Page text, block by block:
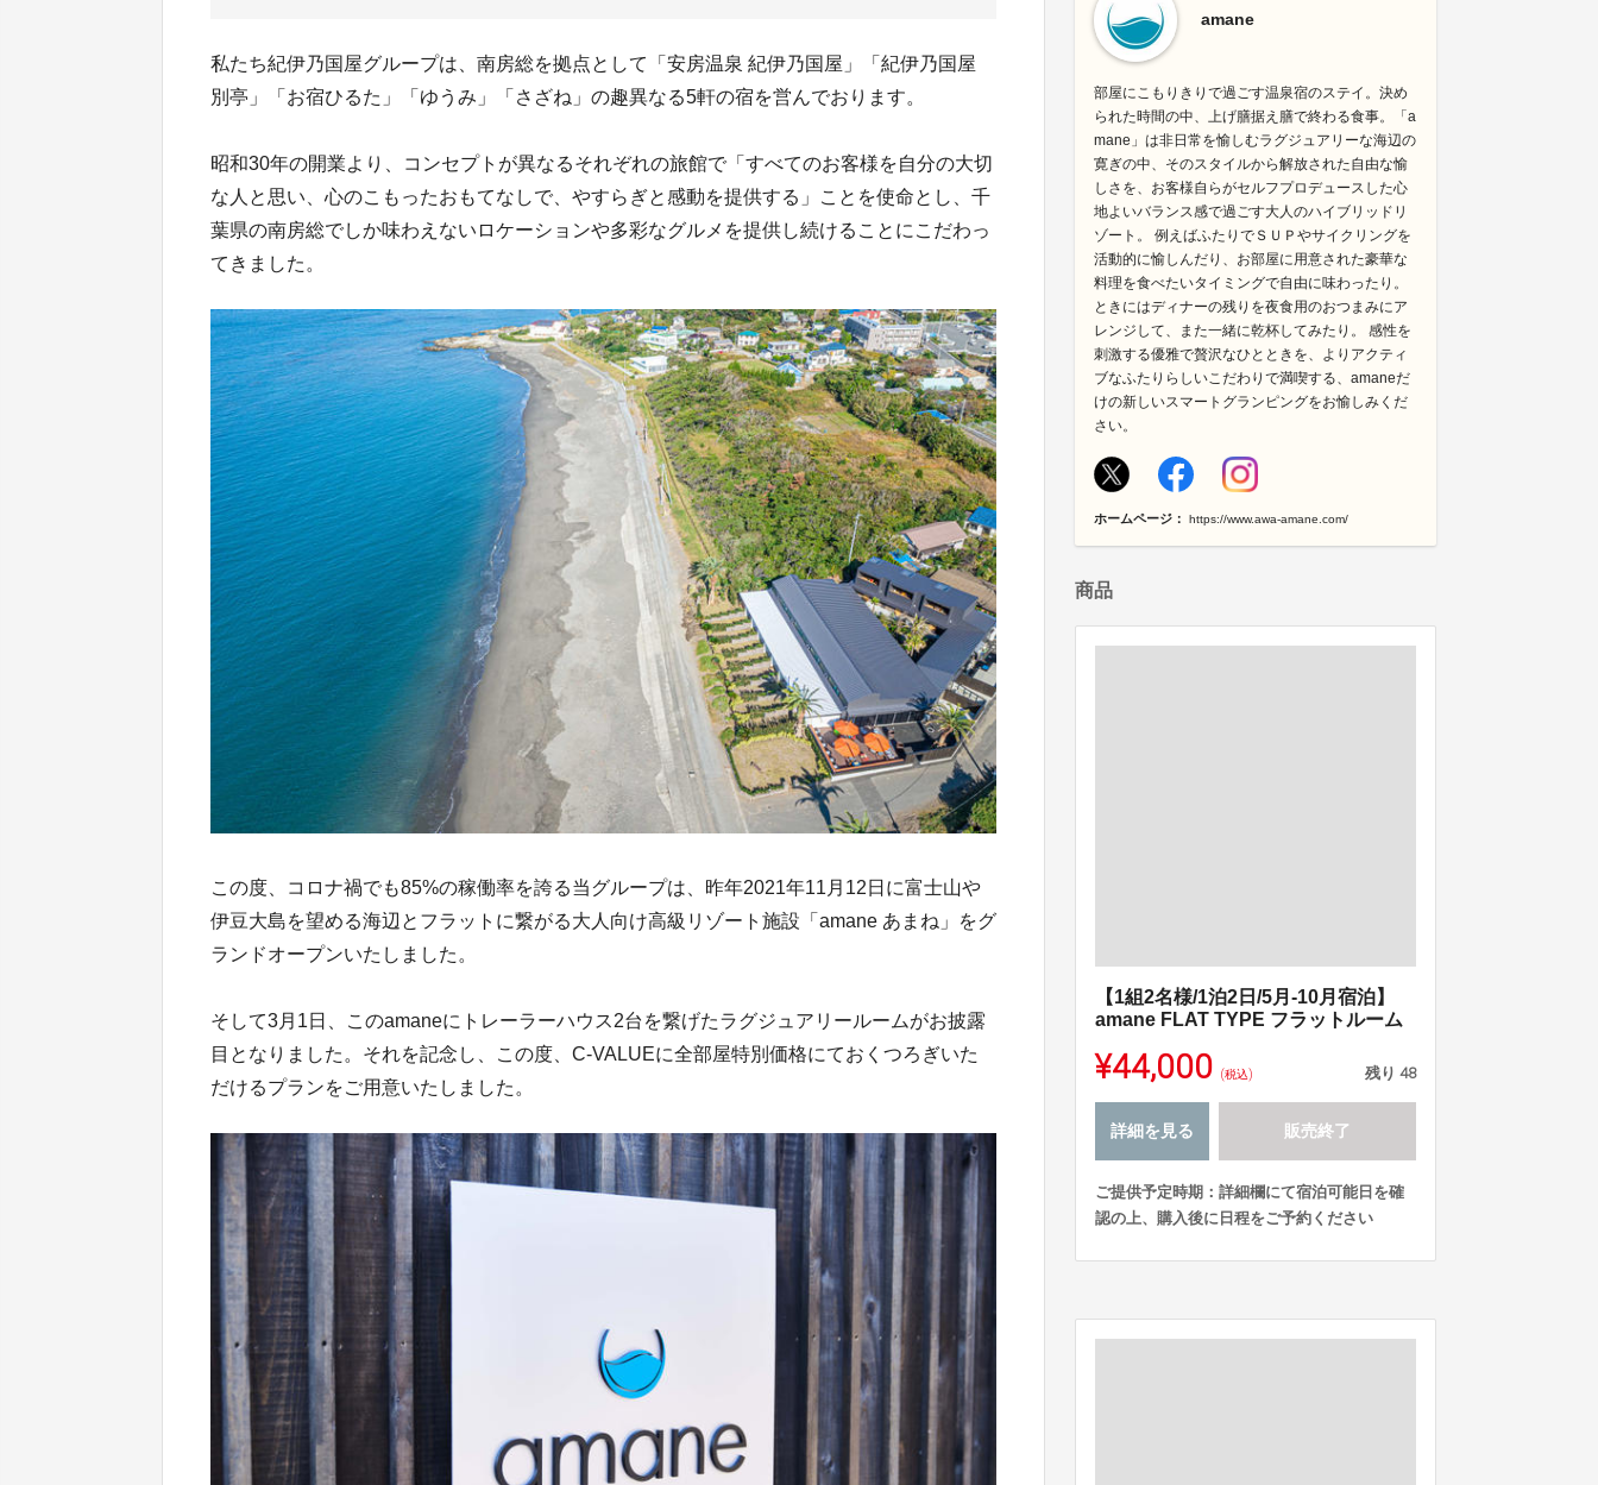
私たち紀伊乃国屋グループは、南房総を拠点として「安房温泉 紀伊乃国屋」「紀伊乃国屋
別亭」「お宿ひるた」「ゆうみ」「さざね」の趣異なる5軒の宿を営んでおります。
昭和30年の開業より、コンセプトが異なるそれぞれの旅館で「すべてのお客様を自分の大切
な人と思い、心のこもったおもてなしで、やすらぎと感動を提供する」ことを使命とし、千
葉県の南房総でしか味わえないロケーションや多彩なグルメを提供し続けることにこだわっ
てきました。
この度、コロナ禍でも85%の稼働率を誇る当グループは、昨年2021年11月12日に富士山や
伊豆大島を望める海辺とフラットに繋がる大人向け高級リゾート施設「amane あまね」をグ
ランドオープンいたしました。
そして3月1日、このamaneにトレーラーハウス2台を繋げたラグジュアリールームがお披露
目となりました。それを記念し、この度、C-VALUEに全部屋特別価格にておくつろぎいた
だけるプランをご用意いたしました。
amane
部屋にこもりきりで過ごす温泉宿のステイ。決め
られた時間の中、上げ膳据え膳で終わる食事。「a
mane」は非日常を愉しむラグジュアリーな海辺の
寛ぎの中、そのスタイルから解放された自由な愉
しさを、お客様自らがセルフプロデュースした心
地よいバランス感で過ごす大人のハイブリッドリ
ゾート。 例えばふたりでＳＵＰやサイクリングを
活動的に愉しんだり、お部屋に用意された豪華な
料理を食べたいタイミングで自由に味わったり。
ときにはディナーの残りを夜食用のおつまみにア
レンジして、また一緒に乾杯してみたり。 感性を
刺激する優雅で贅沢なひとときを、よりアクティ
ブなふたりらしいこだわりで満喫する、amaneだ
けの新しいスマートグランピングをお愉しみくだ
さい。
ホームページ： https://www.awa-amane.com/
商品
【1組2名様/1泊2日/5月-10月宿泊】
amane FLAT TYPE フラットルーム
¥44,000 (税込) 残り 48
詳細を見る 販売終了
ご提供予定時期：詳細欄にて宿泊可能日を確
認の上、購入後に日程をご予約ください